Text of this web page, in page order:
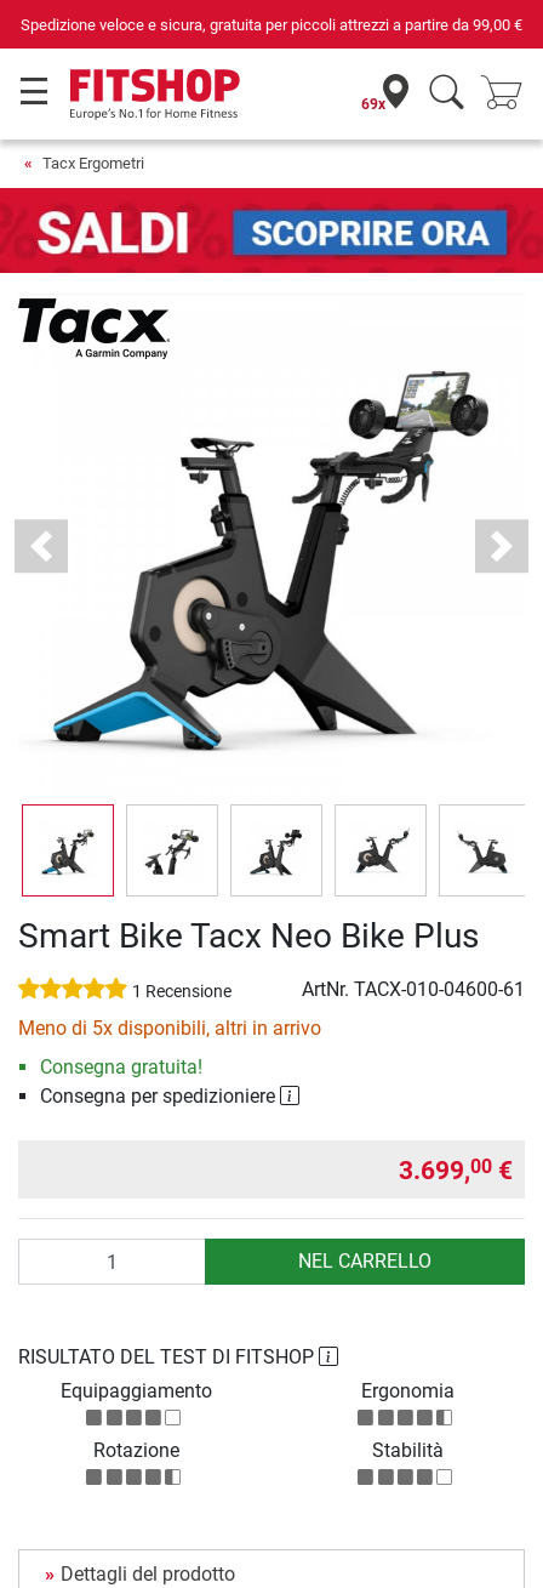
per piccoli attrezzi a partire da99,00 € Da 42 anni i tuoi esperti
69x
Tacx Ergometri
Previous Next
Smart Bike Tacx Neo Bike Plus
1 Recensione ArtNr. TACX-010-04600-61
Meno di 5x disponibili, altri in arrivo
Consegna gratuita!
Consegna per spedizioniere
3.699,00 €
NEL CARRELLO
RISULTATO DEL TEST DI FITSHOP
Equipaggiamento
Ergonomia
Rotazione Stabilità
Dettagli del prodotto